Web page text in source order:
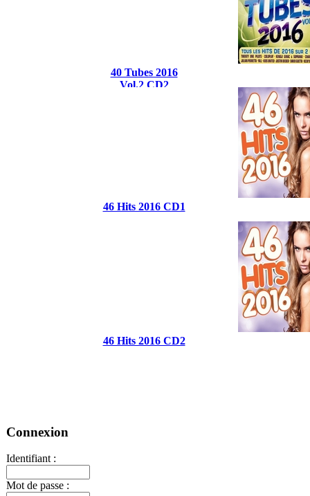
Connexion
Identifiant :
Mot de passe :
40 Tubes 2016
Vol.2 CD2
46 Hits 2016 CD1
46 Hits 2016 CD2